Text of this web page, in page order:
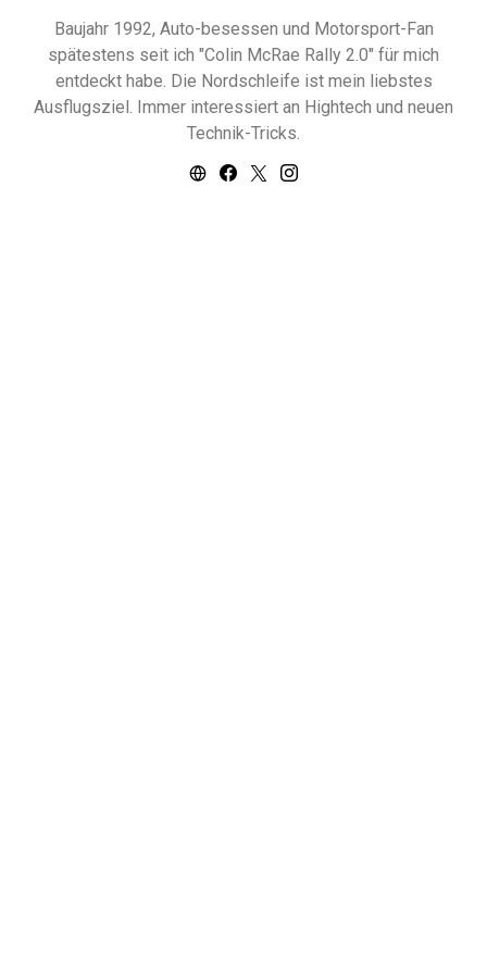
Baujahr 1992, Auto-besessen und Motorsport-Fan
spätestens seit ich "Colin McRae Rally 2.0" für mich
entdeckt habe. Die Nordschleife ist mein liebstes
Ausflugsziel. Immer interessiert an Hightech und neuen
Technik-Tricks.